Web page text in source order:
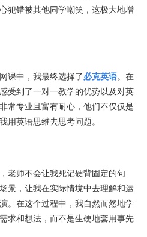
犯错被其他同学嘲笑，这极大地增
课中，我最终选择了必克英语。在
受到了一对一教学的优势以及对英
常专业且富有耐心，他们不仅仅是
用英语思维去思考问题。
老师不会让我死记硬背固定的句
景，让我在实际情境中去理解和运
。在这个过程中，我自然而然地学
求和想法，而不是生硬地套用事先